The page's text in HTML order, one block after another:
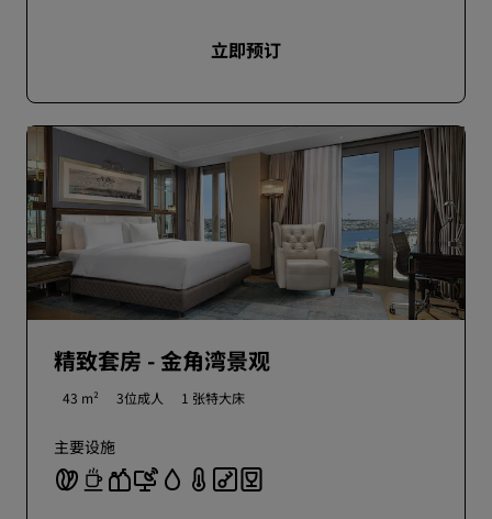
立即预订
精致套房 - 金角湾景观
43 m² 3位成人 1 张特大床
主要设施